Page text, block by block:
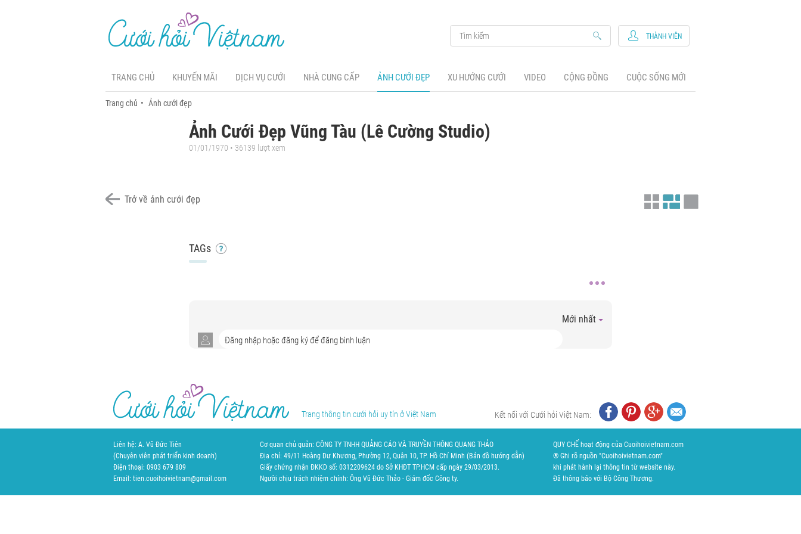
TRANG CHỦ KHUYẾN MÃI DỊCH VỤ CƯỚI NHÀ CUNG CẤP ẢNH CƯỚI ĐẸP XU HƯỚNG CƯỚI VIDEO CỘNG ĐỒNG CUỘC SỐNG MỚI
THÀNH VIÊN
Trang chủ Ảnh cưới đẹp
Ảnh Cưới Đẹp Vũng Tàu (Lê Cường Studio)
01/01/1970 • 36139 lượt xem
Trở về ảnh cưới đẹp
TAGs
Mới nhất
Trang thông tin cưới hỏi uy tín ở Việt Nam Kết nối với Cưới hỏi Việt Nam:
Liên hệ: A. Vũ Đức Tiên
(Chuyên viên phát triển kinh doanh)
Điện thoại: 0903 679 809
Email: tien.cuoihoivietnam@gmail.com
Cơ quan chủ quản: CÔNG TY TNHH QUẢNG CÁO VÀ TRUYỀN THÔNG QUANG THẢO
Địa chỉ: 49/11 Hoàng Dư Khương, Phường 12, Quận 10, TP. Hồ Chí Minh ( Bản đồ hướng dẫn)
Giấy chứng nhận ĐKKD số: 0312209624 do Sở KHĐT TP.HCM cấp ngày 29/03/2013.
Người chịu trách nhiệm chính: Ông Vũ Đức Thảo - Giám đốc Công ty.
QUY CHẾ hoạt động của Cuoihoivietnam.com
® Ghi rõ nguồn "Cuoihoivietnam.com"
khi phát hành lại thông tin từ website này.
Đã thông báo với Bộ Công Thương.